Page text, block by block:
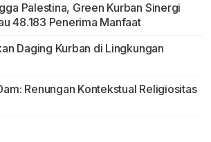
Palestina, Green Kurban Sinergi
48.183 Penerima Manfaat
Daging Kurban di Lingkungan
Renungan Kontekstual Religiositas